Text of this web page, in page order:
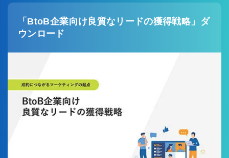
「BtoB企業向け良質なリードの獲得戦略」ダ
ウンロード